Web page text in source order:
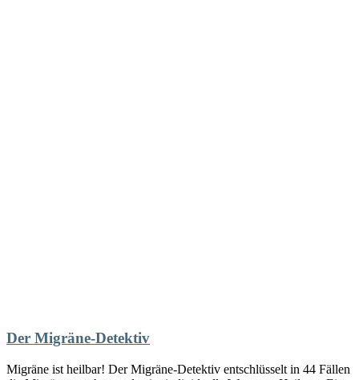
Der Migräne-Detektiv
Migräne ist heilbar! Der Migräne-Detektiv entschlüsselt in 44 Fällen